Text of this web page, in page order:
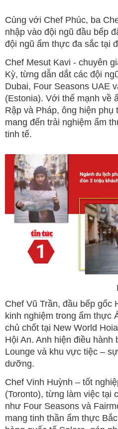
Cùng với Chef Phúc, ba
nhập vào đội ngũ đầu bếp
đội ngũ ẩm thực đa sắc tại
Chef Mesut Kavi - chuyên
Kỳ, từng dẫn dắt các đội
Dubai, Four Seasons UAE
(Estonia). Với thế mạnh về
Rập và Pháp, ông hiện phụ
mang đến trải nghiệm ẩm
tinh tế.
Chef Vũ Trần, đầu bếp gốc
kinh nghiệm trong ẩm thực
chủ chốt tại New World
Hội An. Anh hiện điều hành
Lounge và khu vực tiệc –
dưỡng.
Chef Vinh Huỳnh – tốt
(Toronto), từng làm việc tại
như Four Seasons và
mang tinh thần ẩm thực